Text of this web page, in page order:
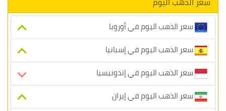
سعر الذهب اليوم في أوروبا
سعر الذهب اليوم في إسبانيا
سعر الذهب اليوم في إندونيسيا
سعر الذهب اليوم في إيران